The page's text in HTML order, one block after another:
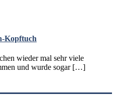
Kopftuch
wieder mal sehr viele
und wurde sogar […]